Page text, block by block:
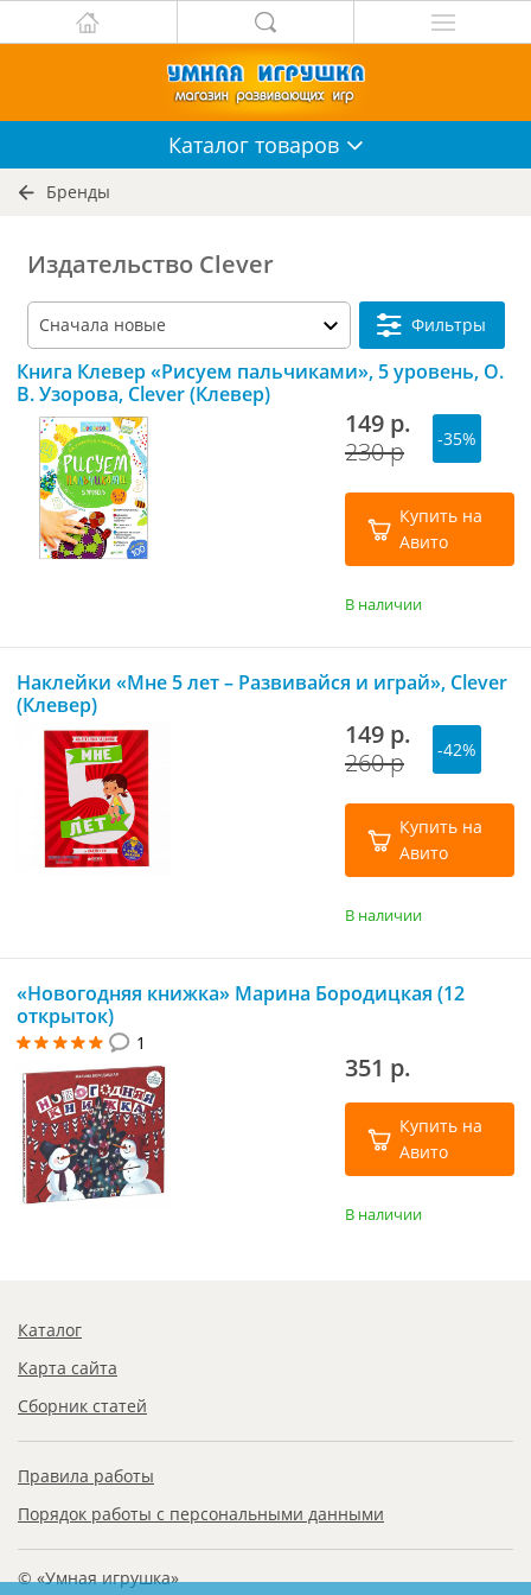
Каталог товаров
Бренды
Издательство Clever
Фильтры
Книга Клевер «Рисуем пальчиками», 5 уровень, О.
В. Узорова, Clever (Клевер)
149 р.
230 р
-35%
Купить на
Авито
В наличии
Наклейки «Мне 5 лет – Развивайся и играй», Clever
(Клевер)
149 р.
260 р
-42%
Купить на
Авито
В наличии
«Новогодняя книжка» Марина Бородицкая (12
открыток)
1
351 р.
Купить на
Авито
В наличии
Каталог
Карта сайта
Сборник статей
Правила работы
Порядок работы с персональными данными
© «Умная игрушка»